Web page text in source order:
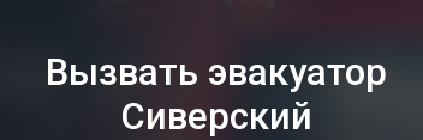
Вызвать эвакуатор
Сиверский